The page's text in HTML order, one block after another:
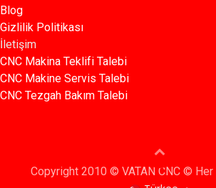
Blog​​
Gizlilik Politikası​​
İletişim
CNC Makina Teklifi Talebi
CNC Makine Servis Talebi
CNC Tezgah Bakım Talebi
Copyright 2010 © VATAN CNC © Her